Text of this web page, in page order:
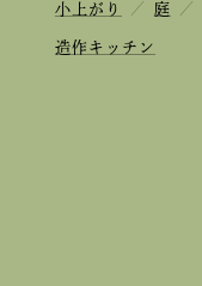
小上がり ／ 庭 ／
造作キッチン